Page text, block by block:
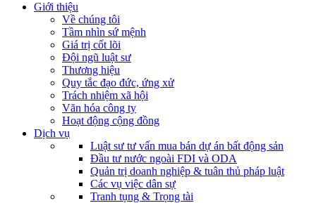
Giới thiệu
Về chúng tôi
Tầm nhìn sứ mệnh
Giá trị cốt lõi
Đội ngũ luật sư
Thương hiệu
Quy tắc đạo đức, ứng xử
Trách nhiệm xã hội
Văn hóa công ty
Hoạt động cộng đồng
Dịch vụ
Luật sư tư vấn mua bán dự án bất động sản
Đầu tư nước ngoài FDI và ODA
Quản trị doanh nghiệp & tuân thủ pháp luật
Các vụ việc dân sự
Tranh tụng & Trọng tài